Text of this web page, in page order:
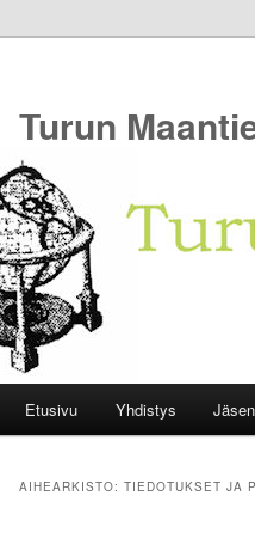
Turun
Etusivu Yhdistys
AIHEARKISTO: TIEDOTUKSET JA